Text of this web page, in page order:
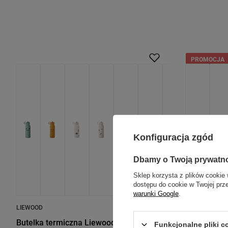
LIEWOOD
Butelka termiczna Liewood Falk 350ml
PROMOCJA
Konfiguracja zgód
Dbamy o Twoją
Sklep korzysta z plików cookie
dostępu do cookie w Twojej
warunki Google
Funkcjonalne pliki